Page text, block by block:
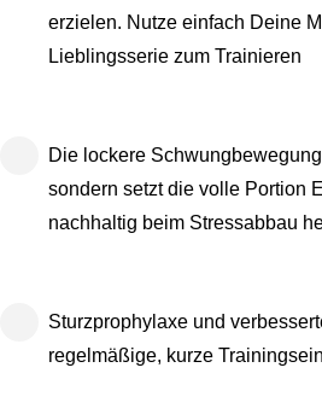
erzielen. Nutze einfach Deine
Lieblingsserie zum Trainieren
Die lockere
sondern setzt die volle Portion
nachhaltig beim Stressabbau
Sturzprophylaxe und
regelmäßige, kurze